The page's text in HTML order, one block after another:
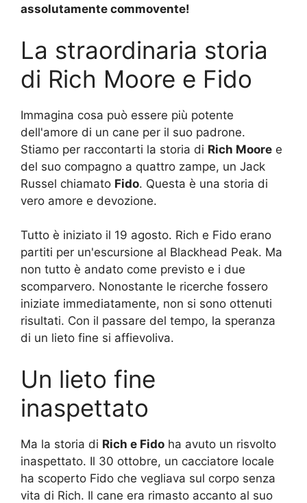
assolutamente commovente!
La straordinaria storia
di Rich Moore e Fido
Immagina cosa può essere più potente
dell'amore di un cane per il suo padrone.
Stiamo per raccontarti la storia di Rich Moore e
del suo compagno a quattro zampe, un Jack
Russel chiamato Fido. Questa è una storia di
vero amore e devozione.
Tutto è iniziato il 19 agosto. Rich e Fido erano
partiti per un'escursione al Blackhead Peak. Ma
non tutto è andato come previsto e i due
scomparvero. Nonostante le ricerche fossero
iniziate immediatamente, non si sono ottenuti
risultati. Con il passare del tempo, la speranza
di un lieto fine si affievoliva.
Un lieto fine
inaspettato
Ma la storia di Rich e Fido ha avuto un risvolto
inaspettato. Il 30 ottobre, un cacciatore locale
ha scoperto Fido che vegliava sul corpo senza
vita di Rich. Il cane era rimasto accanto al suo